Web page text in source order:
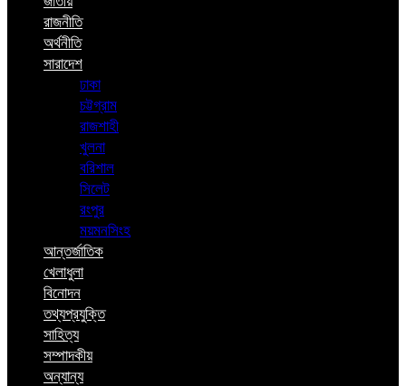
রাজনীতি
অর্থনীতি
সারাদেশ
ঢাকা
চট্টগ্রাম
রাজশাহী
খুলনা
বরিশাল
সিলেট
রংপুর
ময়মনসিংহ
আন্তর্জাতিক
খেলাধুলা
বিনোদন
তথ্যপ্রযুক্তি
সাহিত্য
সম্পাদকীয়
অন্যান্য